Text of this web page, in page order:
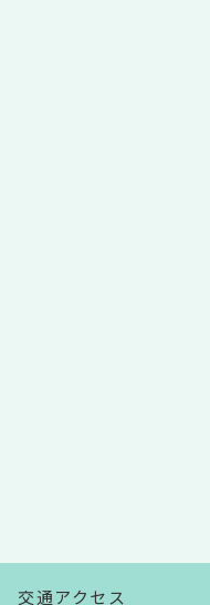
交通アクセス